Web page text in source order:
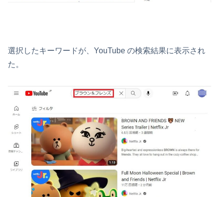
選択したキーワードが、YouTube の検索結果に表示され
た。